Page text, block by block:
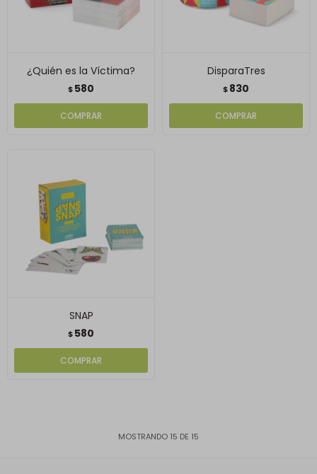
¿Quién es la Víctima?
$580
DisparaTres
$830
SNAP
$580
MOSTRANDO 15 DE 15